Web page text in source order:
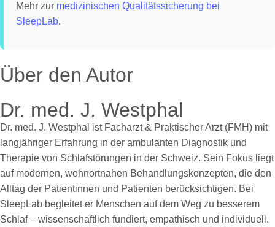
Mehr zur medizinischen Qualitätssicherung bei
SleepLab.
Über den Autor
Dr. med. J. Westphal
Dr. med. J. Westphal ist Facharzt & Praktischer Arzt (FMH) mit
langjähriger Erfahrung in der ambulanten Diagnostik und
Therapie von Schlafstörungen in der Schweiz. Sein Fokus liegt
auf modernen, wohnortnahen Behandlungskonzepten, die den
Alltag der Patientinnen und Patienten berücksichtigen. Bei
SleepLab begleitet er Menschen auf dem Weg zu besserem
Schlaf – wissenschaftlich fundiert, empathisch und individuell.